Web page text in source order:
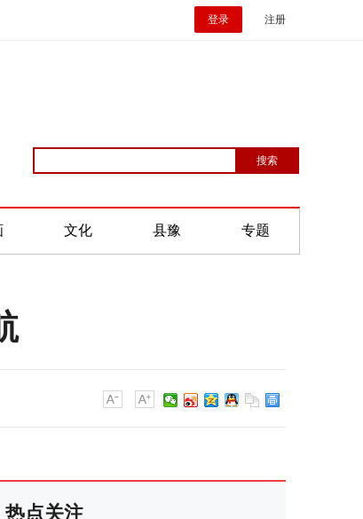
登录 注册
文化 县豫 专题
热点关注